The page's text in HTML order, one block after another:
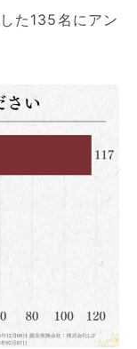
た135名にアン